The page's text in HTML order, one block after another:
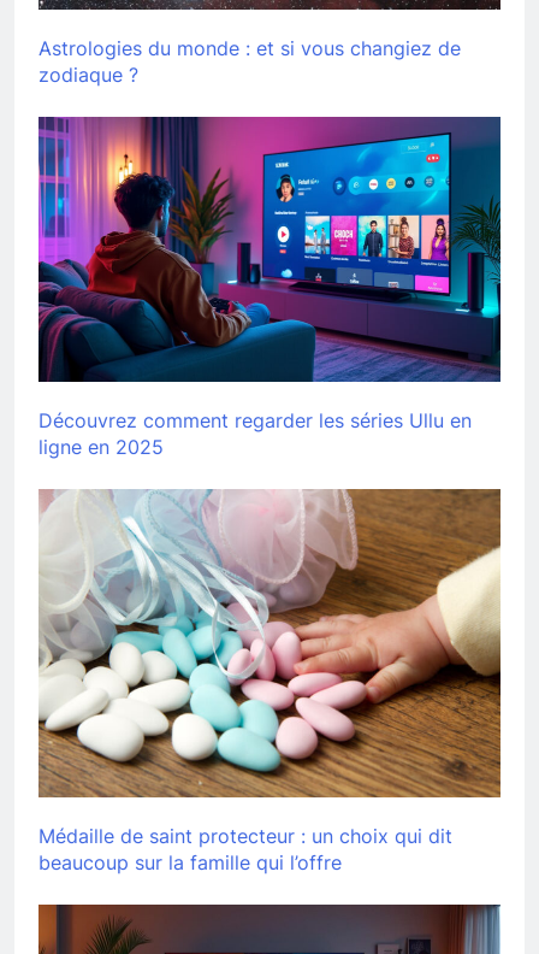
Astrologies du monde : et si vous changiez de
zodiaque ?
Découvrez comment regarder les séries Ullu en
ligne en 2025
Médaille de saint protecteur : un choix qui dit
beaucoup sur la famille qui l’offre